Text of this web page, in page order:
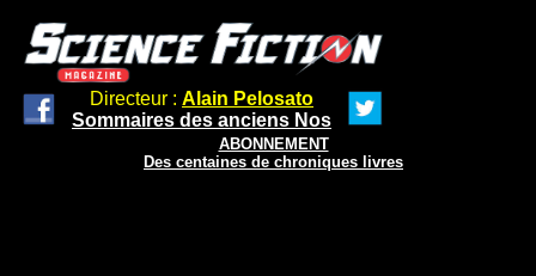
Directeur : Alain Pelosato
Sommaires des anciens Nos
ABONNEMENT
Des centaines de chroniques livres